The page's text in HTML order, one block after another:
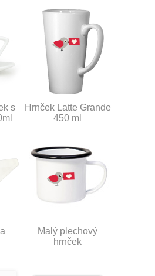
s
Hrnček Latte Grande
450 ml
Malý plechový
hrnček